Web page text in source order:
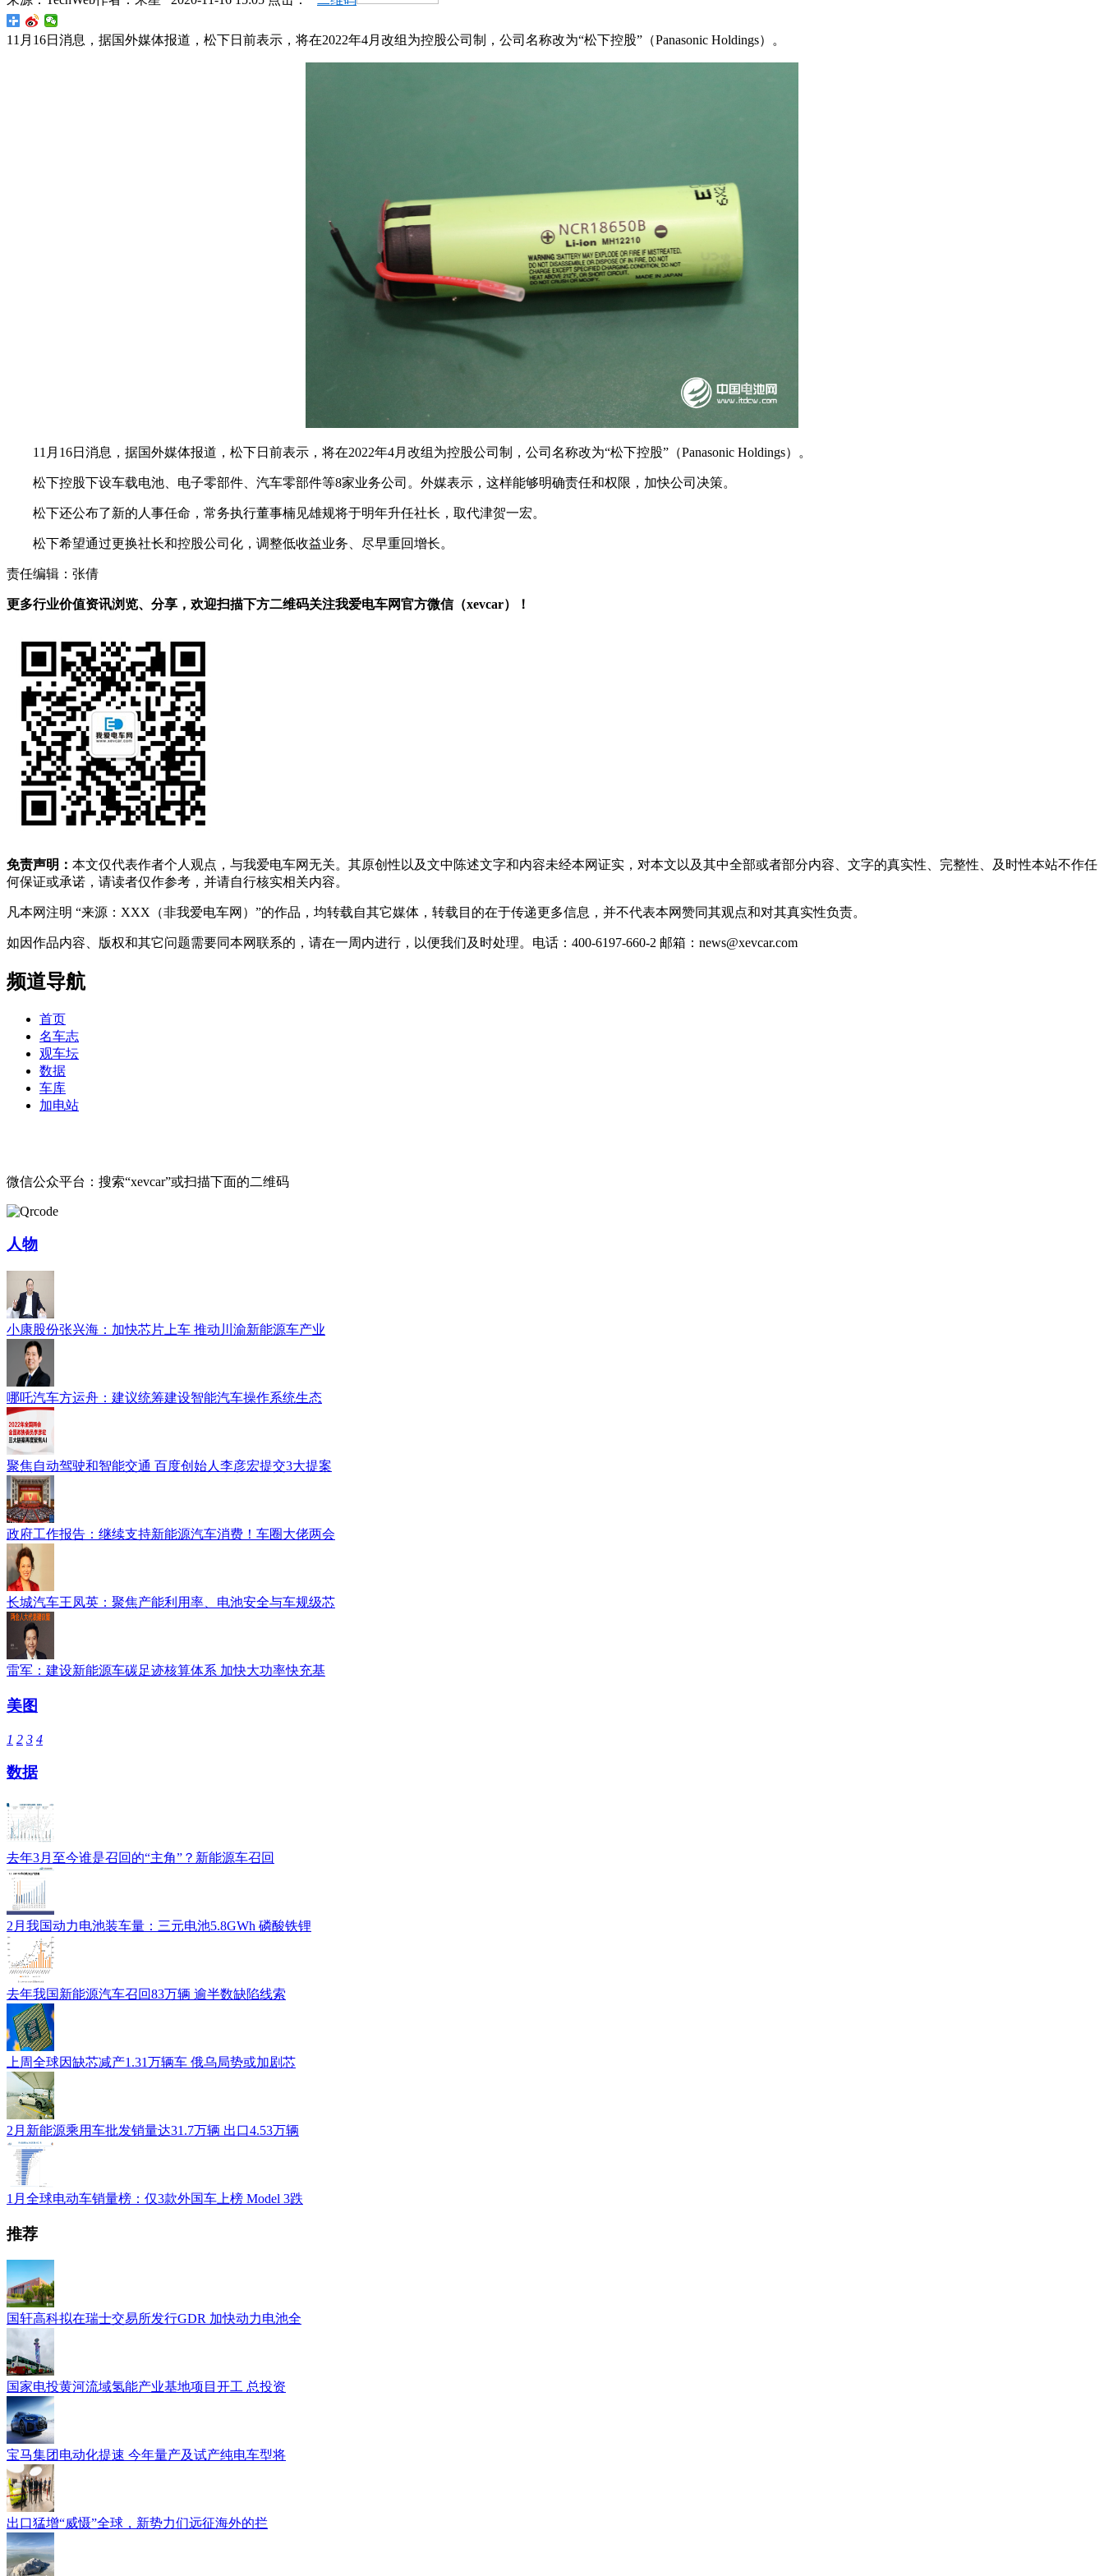
11月16日消息，据国外媒体报道，松下日前表示，将在2022年4月改组为控股公司制，公司名称改为“松下控股”（Panasonic Holdings）。
11月16日消息，据国外媒体报道，松下日前表示，将在2022年4月改组为控股公司制，公司名称改为“松下控股”（Panasonic Holdings）。
松下控股下设车载电池、电子零部件、汽车零部件等8家业务公司。外媒表示，这样能够明确责任和权限，加快公司决策。
松下还公布了新的人事任命，常务执行董事楠见雄规将于明年升任社长，取代津贺一宏。
松下希望通过更换社长和控股公司化，调整低收益业务、尽早重回增长。
责任编辑：张倩
更多行业价值资讯浏览、分享，欢迎扫描下方二维码关注我爱电车网官方微信（xevcar）！
免责声明： 本文仅代表作者个人观点，与我爱电车网无关。其原创性以及文中陈述文字和内容未经本网证实，对本文以及其中全部或者部分内容、文字的真实性、完整性、及时性本站不作任
何保证或承诺，请读者仅作参考，并请自行核实相关内容。
凡本网注明 “来源：XXX（非我爱电车网）”的作品，均转载自其它媒体，转载目的在于传递更多信息，并不代表本网赞同其观点和对其真实性负责。
如因作品内容、版权和其它问题需要同本网联系的，请在一周内进行，以便我们及时处理。电话：400-6197-660-2 邮箱：news@xevcar.com
频道导航
首页
名车志
观车坛
数据
车库
加电站
微信公众平台：搜索“xevcar”或扫描下面的二维码
人物
小康股份张兴海：加快芯片上车 推动川渝新能源车产业
哪吒汽车方运舟：建议统筹建设智能汽车操作系统生态
聚焦自动驾驶和智能交通 百度创始人李彦宏提交3大提案
政府工作报告：继续支持新能源汽车消费！车圈大佬两会
长城汽车王凤英：聚焦产能利用率、电池安全与车规级芯
雷军：建设新能源车碳足迹核算体系 加快大功率快充基
美图
1 2 3 4
数据
去年3月至今谁是召回的“主角”？新能源车召回
2月我国动力电池装车量：三元电池5.8GWh 磷酸铁锂
去年我国新能源汽车召回83万辆 逾半数缺陷线索
上周全球因缺芯减产1.31万辆车 俄乌局势或加剧芯
2月新能源乘用车批发销量达31.7万辆 出口4.53万辆
1月全球电动车销量榜：仅3款外国车上榜 Model 3跌
推荐
国轩高科拟在瑞士交易所发行GDR 加快动力电池全
国家电投黄河流域氢能产业基地项目开工 总投资
宝马集团电动化提速 今年量产及试产纯电车型将
出口猛增“威慑”全球，新势力们远征海外的拦